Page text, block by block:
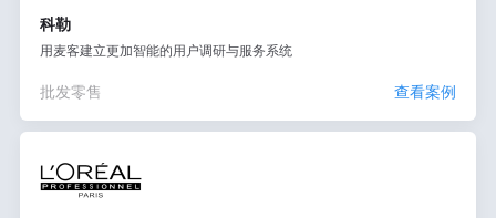
科勒
用麦客建立更加智能的用户调研与服务系统
批发零售 查看案例